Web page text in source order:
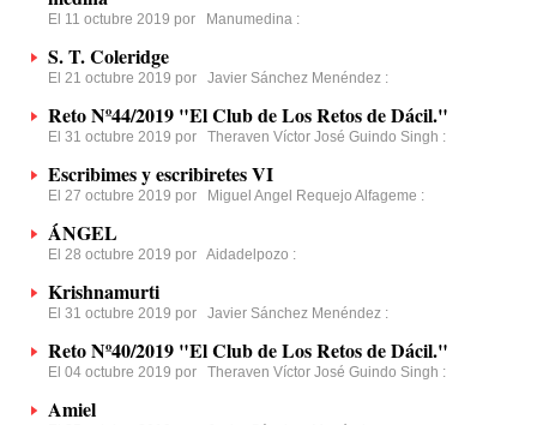
El 11 octubre 2019 por Manumedina :
S. T. Coleridge
El 21 octubre 2019 por Javier Sánchez Menéndez :
Reto Nº44/2019 "El Club de Los Retos de Dácil."
El 31 octubre 2019 por Theraven Víctor José Guindo Singh :
Escribimes y escribiretes VI
El 27 octubre 2019 por Miguel Angel Requejo Alfageme :
ÁNGEL
El 28 octubre 2019 por Aidadelpozo :
Krishnamurti
El 31 octubre 2019 por Javier Sánchez Menéndez :
Reto Nº40/2019 "El Club de Los Retos de Dácil."
El 04 octubre 2019 por Theraven Víctor José Guindo Singh :
Amiel